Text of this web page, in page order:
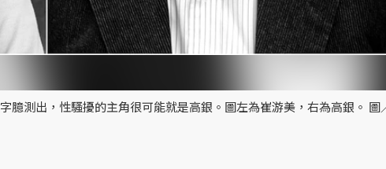
臆測出，性騷擾的主角很可能就是高銀。圖左為崔游美，右為高銀。 圖